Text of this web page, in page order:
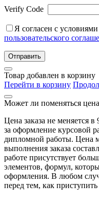
Verify Code
Я согласен с условиями
пользовательского
Отправить
Товар добавлен в корзину
Перейти в корзину
Может ли поменяться
Цена заказа не меняется в
за оформление курсовой
дипломной работы. Цена
выполнения заказа
работе присутствует
элементов, формул,
оформления. В любом
перед тем, как